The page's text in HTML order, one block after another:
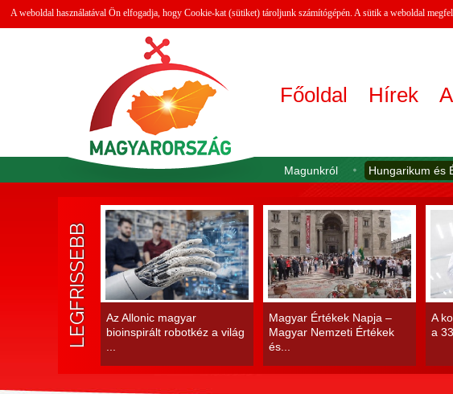
A weboldal használatával Ön elfogadja, hogy Cookie-kat (sütiket) tároljunk számítógépén. A sütik a weboldal
Főoldal Hírek
Magunkról Hungarikum és
LEGFRISSEBB
Az Allonic magyar
bioinspirált robotkéz a világ
Magyar Értékek Napja –
Magyar Nemzeti Értékek
és...
A
a